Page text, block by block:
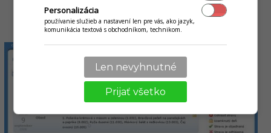
Webový portál www.jedalen.sk
Personalizácia
používanie služieb a nastavení len pre vás, ako jazyk,
komunikácia textová s obchodníkom, technikom.
Len nevyhnutné
Prijať všetko